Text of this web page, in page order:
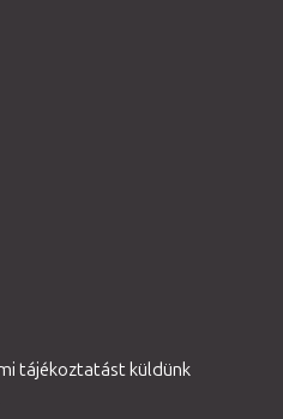
tájékoztatást küldünk